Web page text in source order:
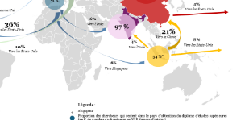
couverture